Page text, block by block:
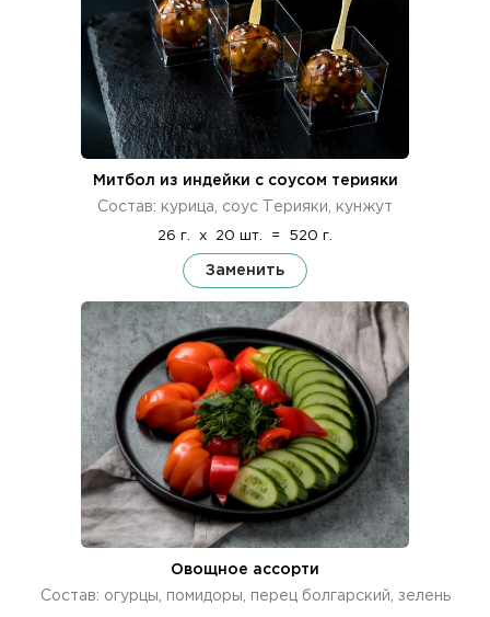
Митбол из индейки с соусом терияки
Состав: курица, соус Терияки, кунжут
26 г. x 20 шт. = 520 г.
Заменить
Овощное ассорти
Состав: огурцы, помидоры, перец болгарский, зелень